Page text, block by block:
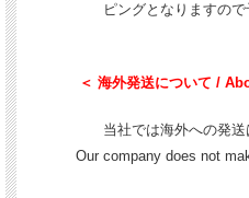
ピングとなりますので
＜ 海外発送について /
当社では海外への発送
Our company does not